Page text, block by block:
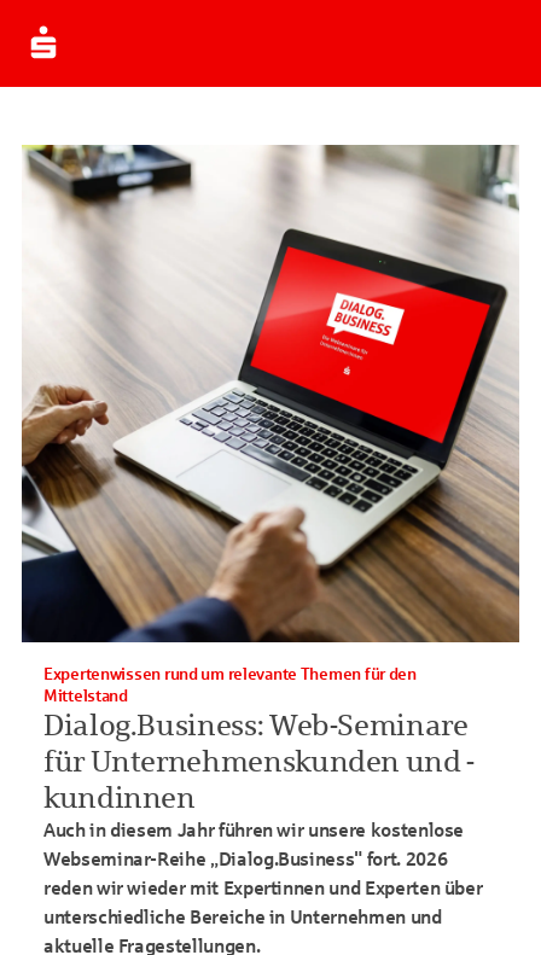
Dialog.Business: Web-Seminare
für Unternehmenskunden und -
kundinnen
Expertenwissen rund um relevante Themen für den
Mittelstand
Auch in diesem Jahr führen wir unsere kostenlose
Webseminar-Reihe „Dialog.Business" fort. 2026
reden wir wieder mit Expertinnen und Experten über
unterschiedliche Bereiche in Unternehmen und
aktuelle Fragestellungen.